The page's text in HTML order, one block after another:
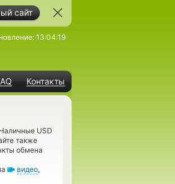
сайт
Контакты
13:04:19
USD
также
обмена
видео,